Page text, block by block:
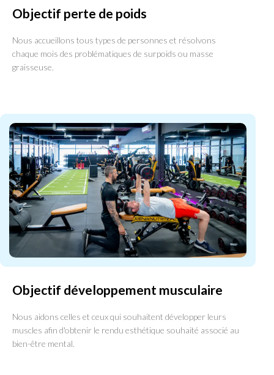
Objectif perte de poids
Nous accueillons tous types de personnes et résolvons
chaque mois des problématiques de surpoids ou masse
graisseuse.
Objectif développement musculaire
Nous aidons celles et ceux qui souhaitent développer leurs
muscles afin d'obtenir le rendu esthétique souhaité associé au
bien-être mental.